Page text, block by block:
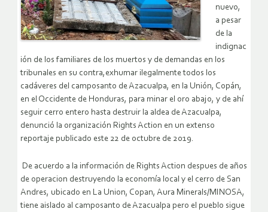
nuevo,
a pesar
de la
indignac
ión de los familiares de los muertos y de demandas en los
tribunales en su contra,exhumar ilegalmente todos los
cadáveres del camposanto de Azacualpa, en la Unión, Copán,
en el Occidente de Honduras, para minar el oro abajo, y de ahí
seguir cerro entero hasta destruir la aldea de Azacualpa,
denunció la organización Rights Action en un extenso
reportaje publicado este 22 de octubre de 2019.
De acuerdo a la información de Rights Action despues de años
de operacion destruyendo la economía local y el cerro de San
Andres, ubicado en La Union, Copan, Aura Minerals/MINOSA,
tiene aislado al camposanto de Azacualpa pero el pueblo sigue